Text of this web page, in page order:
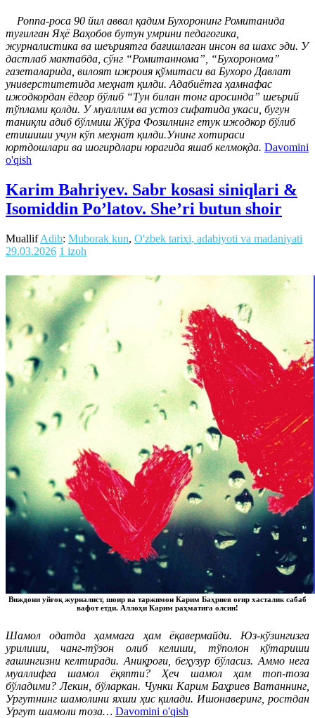
Роппа-роса 90 йил аввал қадим Бухоронинг Ромитанида
туғилган Яҳё Ваҳобов бутун умрини педагогика,
журналистика ва шеъриятга бағишлаган инсон ва шахс эди. У
дастлаб мактабда, сўнг “Ромитаннома”, “Бухоронома”
газеталарида, вилоят ижроия қўмитаси ва Бухоро Давлат
универститетида меҳнат қилди. Адабиётга ҳамнафас
ижодкордан ёдгор бўлиб “Тун билан тонг аросинда” шеърий
тўплами қолди. У муаллим ва устоз сифатида укаси, бугун
таниқли адиб бўлмиш Жўра Фозилнинг етук ижодкор бўлиб
етишиши учун кўп меҳнат қилди.Унинг хотираси
юртдошлари ва шогирдлари юрагида яшаб келмоқда. Davomini
o'qish
Karim Bahriyev. Sabr kosasi siniqlari &
Isomiddin Po’latov. She’ri butun shoir
MuallifAdib: Muborak kun, O'zbek tarixi, adabiyoti va madaniyati
29.03.2026 1 izoh
Виждони уйғоқ журналист, шоир ва таржимон Карим Баҳриев оғир хасталик сабаб
вафот етди. Аллоҳи Карим раҳматига олсин!
Шамол одатда ҳаммага ҳам ёқавермайди. Юз-кўзингизга
урилиши, чанг-тўзон олиб келиши, тўполон кўтариши
ғашингизни келтиради. Аниқроғи, беҳузур бўласиз. Аммо нега
муаллифга шамол ёқяпти? Ҳеч шамол ҳам топ-тоза
бўладими? Лекин, бўларкан. Чунки Карим Баҳриев Ватаннинг,
Ургутнинг шамолини яхши ҳис қилади. Ишонаверинг, ростдан
Ургут шамоли тоза… Davomini o'qish